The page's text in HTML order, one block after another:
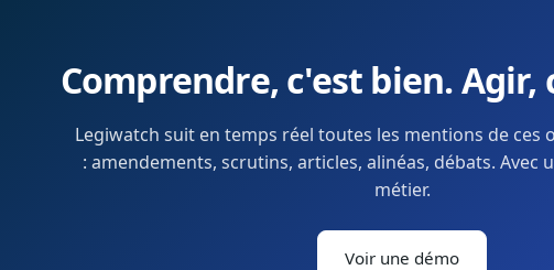
Comprendre, c'est bien. Agir,
Legiwatch suit en temps réel toutes les mentions de ces
: amendements, scrutins, articles, alinéas, débats. Avec
métier.
Voir une démo